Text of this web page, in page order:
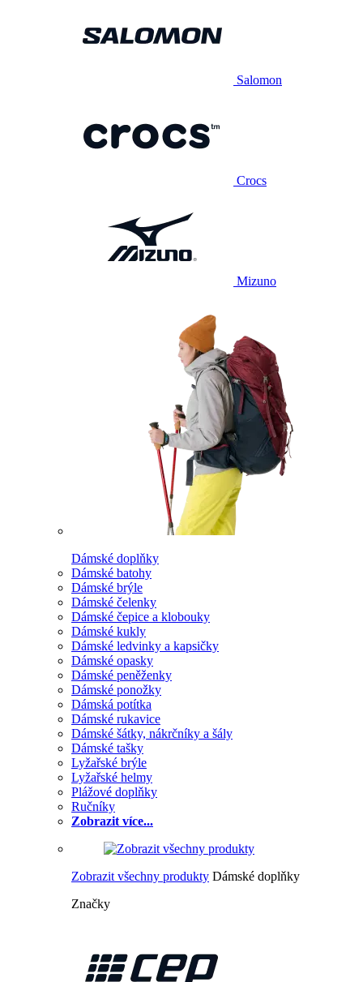
Salomon
Crocs
Mizuno
Dámské doplňky
Dámské batohy
Dámské brýle
Dámské čelenky
Dámské čepice a klobouky
Dámské kukly
Dámské ledvinky a kapsičky
Dámské opasky
Dámské peněženky
Dámské ponožky
Dámská potítka
Dámské rukavice
Dámské šátky, nákrčníky a šály
Dámské tašky
Lyžařské brýle
Lyžařské helmy
Plážové doplňky
Ručníky
Zobrazit více...
Zobrazit všechny produkty Dámské doplňky
Značky